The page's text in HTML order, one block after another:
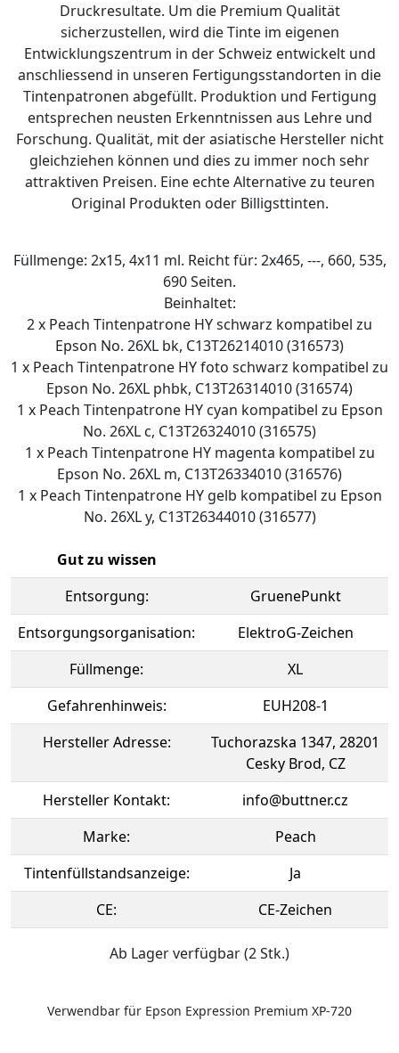
Druckresultate. Um die Premium Qualität
sicherzustellen, wird die Tinte im eigenen
Entwicklungszentrum in der Schweiz entwickelt und
anschliessend in unseren Fertigungsstandorten in die
Tintenpatronen abgefüllt. Produktion und Fertigung
entsprechen neusten Erkenntnissen aus Lehre und
Forschung. Qualität, mit der asiatische Hersteller nicht
gleichziehen können und dies zu immer noch sehr
attraktiven Preisen. Eine echte Alternative zu teuren
Original Produkten oder Billigsttinten.
Füllmenge: 2x15, 4x11 ml. Reicht für: 2x465, ---, 660, 535,
690 Seiten.
Beinhaltet:
2 x Peach Tintenpatrone HY schwarz kompatibel zu
Epson No. 26XL bk, C13T26214010 (316573)
1 x Peach Tintenpatrone HY foto schwarz kompatibel zu
Epson No. 26XL phbk, C13T26314010 (316574)
1 x Peach Tintenpatrone HY cyan kompatibel zu Epson
No. 26XL c, C13T26324010 (316575)
1 x Peach Tintenpatrone HY magenta kompatibel zu
Epson No. 26XL m, C13T26334010 (316576)
1 x Peach Tintenpatrone HY gelb kompatibel zu Epson
No. 26XL y, C13T26344010 (316577)
Gut zu wissen
Entsorgung:
GruenePunkt
Entsorgungsorganisation:
ElektroG-Zeichen
Füllmenge:
XL
Gefahrenhinweis:
EUH208-1
Hersteller Adresse:
Tuchorazska 1347, 28201
Cesky Brod, CZ
Hersteller Kontakt:
info@buttner.cz
Marke:
Peach
Tintenfüllstandsanzeige:
Ja
CE:
CE-Zeichen
Ab Lager verfügbar (2 Stk.)
Verwendbar für Epson Expression Premium XP-720